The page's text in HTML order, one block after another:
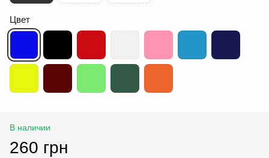
Цвет
В наличии
260 грн